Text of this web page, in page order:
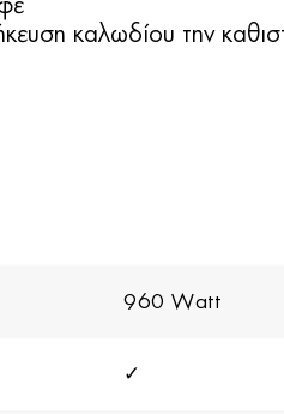
καλωδίου την
960 Watt
✓